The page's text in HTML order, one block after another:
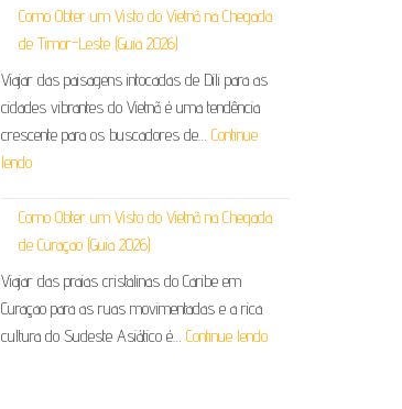
Como Obter um Visto do Vietnã na Chegada
de Timor-Leste (Guia 2026)
Viajar das paisagens intocadas de Dili para as
cidades vibrantes do Vietnã é uma tendência
crescente para os buscadores de… Continue
lendo
Como Obter um Visto do Vietnã na Chegada
de Curaçao (Guia 2026)
Viajar das praias cristalinas do Caribe em
Curaçao para as ruas movimentadas e a rica
cultura do Sudeste Asiático é… Continue lendo